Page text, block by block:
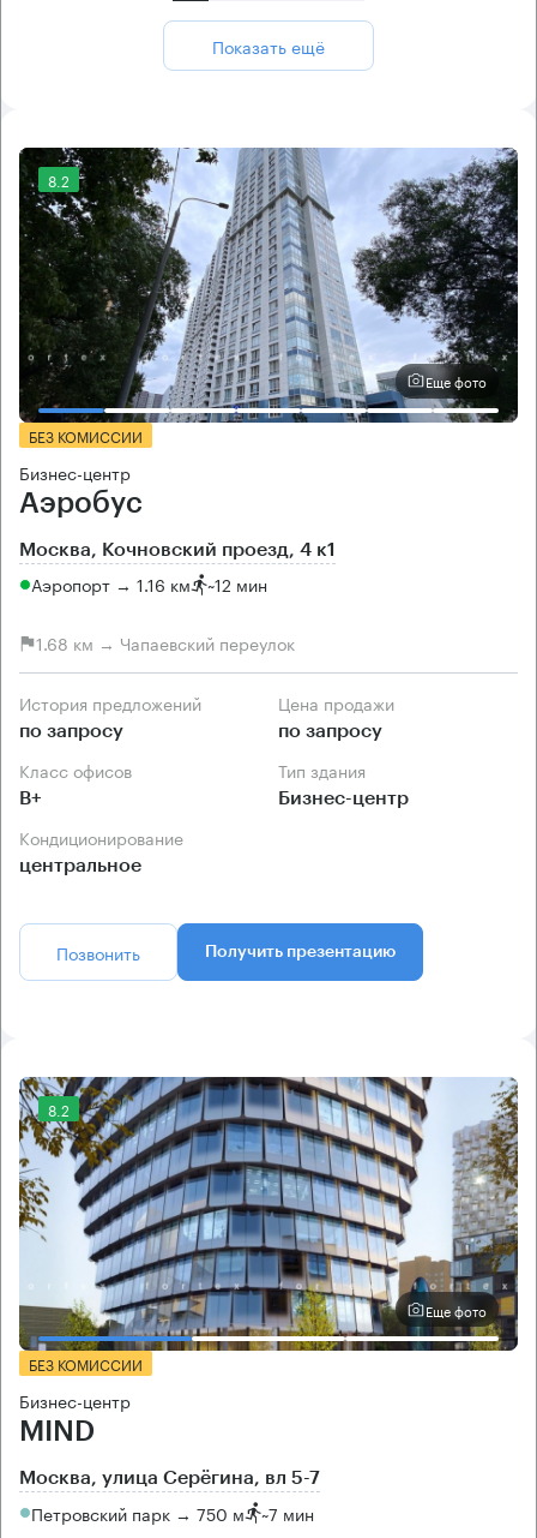
Показать ещё
8.2
Еще фото
БЕЗ КОМИССИИ
Бизнес-центр
Аэробус
Москва, Кочновский проезд, 4 к1
Аэропорт → 1.16 км ~12 мин
1.68 км → Чапаевский переулок
История предложений
по запросу
Цена продажи
по запросу
Класс офисов
B+
Тип здания
Бизнес-центр
Кондиционирование
центральное
Позвонить Получить презентацию
8.2
Еще фото
БЕЗ КОМИССИИ
Бизнес-центр
MIND
Москва, улица Серёгина, вл 5-7
Петровский парк → 750 м ~7 мин